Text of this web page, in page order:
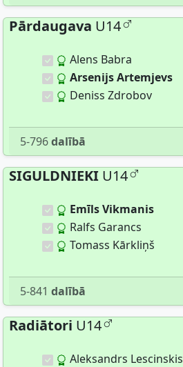
Pārdaugava U14
Alens Babra
Arsenijs Artemjevs
Deniss Zdrobov
5-796dalībā
SIGULDNIEKI U14
Emīls Vikmanis
Ralfs Garancs
Tomass Kārkliņš
5-841 dalībā
Radiātori U14
Aleksandrs Lescinskis